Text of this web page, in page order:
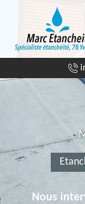
Nous